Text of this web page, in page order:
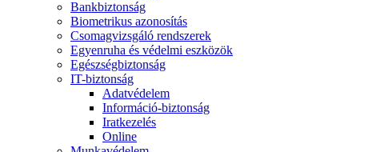
Bankbiztonság
Biometrikus azonosítás
Csomagvizsgáló rendszerek
Egyenruha és védelmi eszközök
Egészségbiztonság
IT-biztonság
Adatvédelem
Információ-biztonság
Iratkezelés
Online